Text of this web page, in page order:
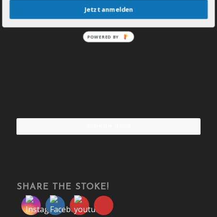
SHARE THE STOKE!
Jetzt anmelden
POWERED BY